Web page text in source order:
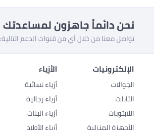
نحن دائماً جاهزون لمساعدتك
تواصل معنا من خلال أي من قنوات الدعم التالية:
الإلكترونيات
الجوالات
التابلت
اللابتوبات
الأجهزة المنزلية
الأزياء
أزياء نسائية
أزياء رجالية
أزياء البنات
أزياء الأولاد